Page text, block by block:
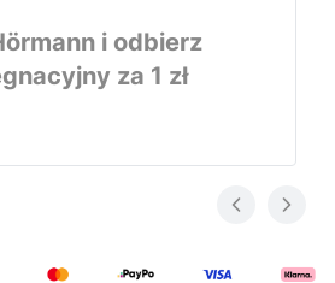
i odbierz
za 1 zł